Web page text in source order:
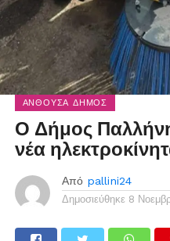
ΑΝΘΟΎΣΑ ΔΉΜΟΣ
Ο Δήμος
νέα
Από pallini24
Δημοσιεύθηκε 8